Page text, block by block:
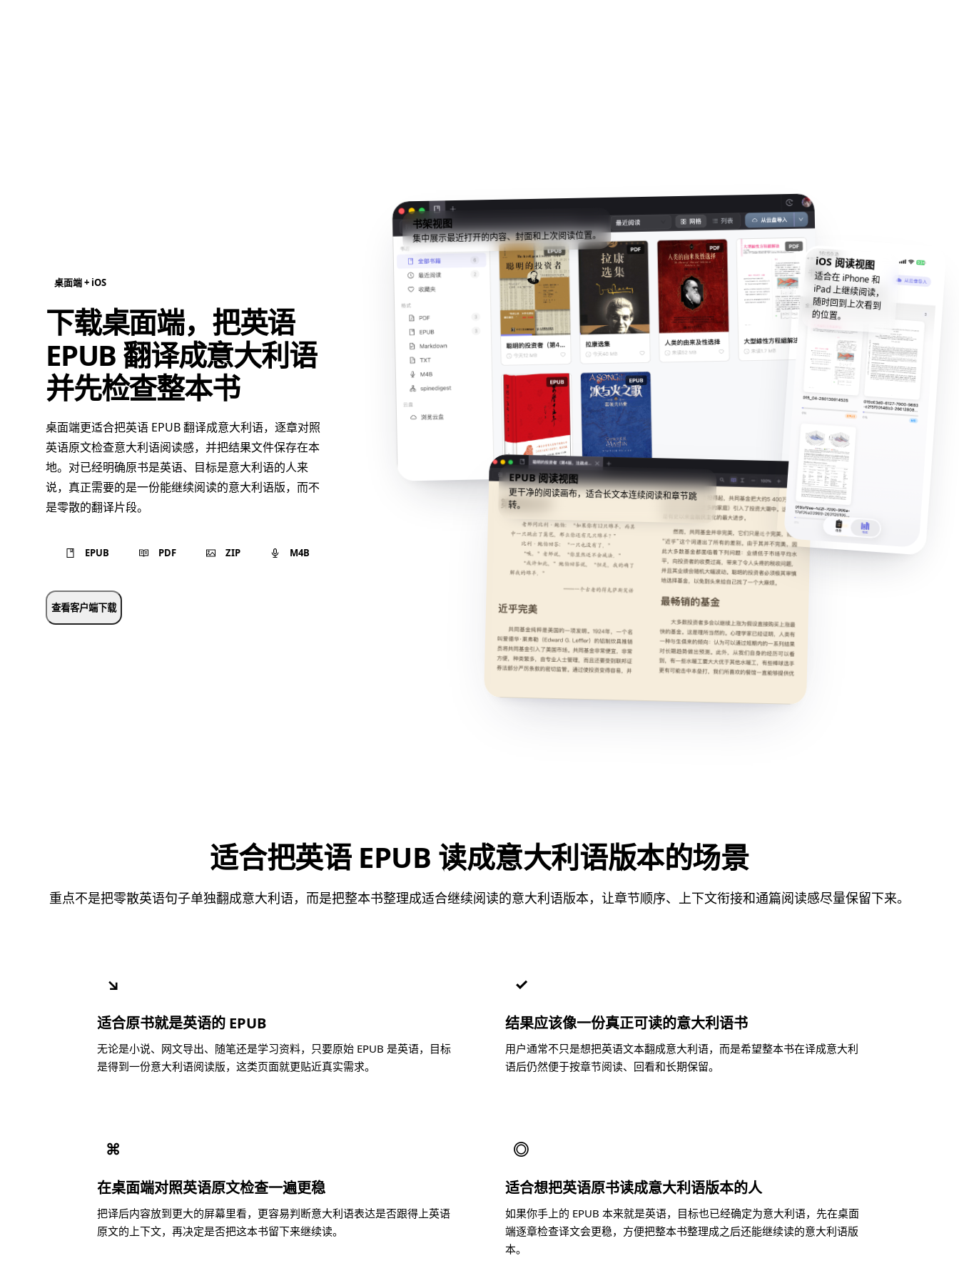
桌面端 + iOS
下载桌面端，把英语
EPUB 翻译成意大利语
并先检查整本书
桌面端更适合把英语 EPUB 翻译成意大利语，逐章对照
英语原文检查意大利语阅读感，并把结果文件保存在本
地。对已经明确原书是英语、目标是意大利语的人来
说，真正需要的是一份能继续阅读的意大利语版，而不
是零散的翻译片段。
EPUB PDF ZIP M4B
查看客户端下载
书架视图
集中展示最近打开的内容、封面和上次阅读位置。
EPUB 阅读视图
更干净的阅读画布，适合长文本连续阅读和章节跳
转。
iOS 阅读视图
适合在 iPhone 和
iPad 上继续阅读，
随时回到上次看到
的位置。
适合把英语 EPUB 读成意大利语版本的场景
重点不是把零散英语句子单独翻成意大利语，而是把整本书整理成适合继续阅读的意大利语版本，让章节顺序、上下文衔接和通篇阅读感尽量保留下来。
↘
适合原书就是英语的 EPUB
无论是小说、网文导出、随笔还是学习资料，只要原始 EPUB 是英语，目标
是得到一份意大利语阅读版，这类页面就更贴近真实需求。
✓
结果应该像一份真正可读的意大利语书
用户通常不只是想把英语文本翻成意大利语，而是希望整本书在译成意大利
语后仍然便于按章节阅读、回看和长期保留。
⌘
在桌面端对照英语原文检查一遍更稳
把译后内容放到更大的屏幕里看，更容易判断意大利语表达是否跟得上英语
原文的上下文，再决定是否把这本书留下来继续读。
◎
适合想把英语原书读成意大利语版本的人
如果你手上的 EPUB 本来就是英语，目标也已经确定为意大利语，先在桌面
端逐章检查译文会更稳，方便把整本书整理成之后还能继续读的意大利语版
本。